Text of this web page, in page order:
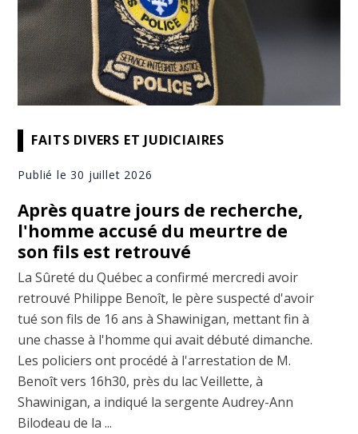
FAITS DIVERS ET JUDICIAIRES
Publié le 30 juillet 2026
Après quatre jours de recherche,
l'homme accusé du meurtre de
son fils est retrouvé
La Sûreté du Québec a confirmé mercredi avoir
retrouvé Philippe Benoît, le père suspecté d'avoir
tué son fils de 16 ans à Shawinigan, mettant fin à
une chasse à l'homme qui avait débuté dimanche.
Les policiers ont procédé à l'arrestation de M.
Benoît vers 16h30, près du lac Veillette, à
Shawinigan, a indiqué la sergente Audrey-Ann
Bilodeau de la ...